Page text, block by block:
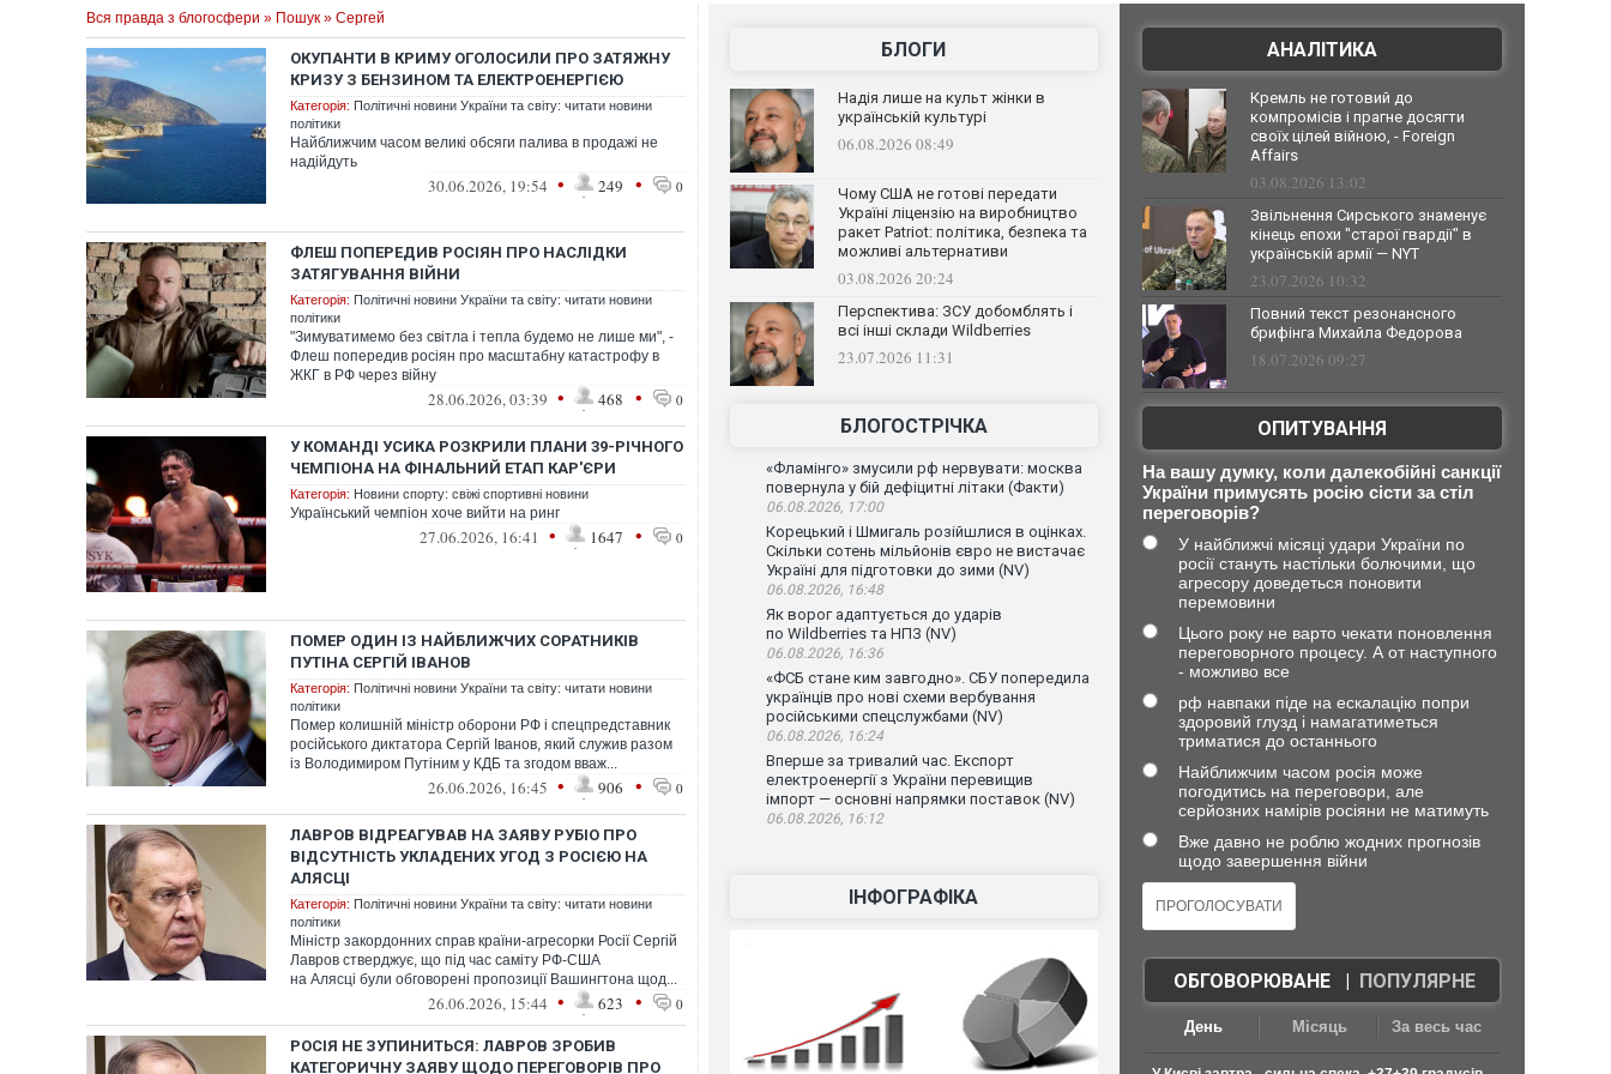
Вся правда з блогосфери » Пошук » Сергей
ОКУПАНТИ В КРИМУ ОГОЛОСИЛИ ПРО ЗАТЯЖНУ
КРИЗУ З БЕНЗИНОМ ТА ЕЛЕКТРОЕНЕРГІЄЮ
Категорія: Політичні новини України та світу: читати новини
політики
Найближчим часом великі обсяги палива в продажі не
надійдуть
30.06.2026, 19:54 • 249 • 0
ФЛЕШ ПОПЕРЕДИВ РОСІЯН ПРО НАСЛІДКИ
ЗАТЯГУВАННЯ ВІЙНИ
Категорія: Політичні новини України та світу: читати новини
політики
"Зимуватимемо без світла і тепла будемо не лише ми", -
Флеш попередив росіян про масштабну катастрофу в
ЖКГ в РФ через війну
28.06.2026, 03:39 • 468 • 0
У КОМАНДІ УСИКА РОЗКРИЛИ ПЛАНИ 39-РІЧНОГО
ЧЕМПІОНА НА ФІНАЛЬНИЙ ЕТАП КАР'ЄРИ
Категорія: Новини спорту: свіжі спортивні новини
Український чемпіон хоче вийти на ринг
27.06.2026, 16:41 • 1647 • 0
ПОМЕР ОДИН ІЗ НАЙБЛИЖЧИХ СОРАТНИКІВ
ПУТІНА СЕРГІЙ ІВАНОВ
Категорія: Політичні новини України та світу: читати новини
політики
Помер колишній міністр оборони РФ і спецпредставник
російського диктатора Сергій Іванов, який служив разом
із Володимиром Путіним у КДБ та згодом вваж...
26.06.2026, 16:45 • 906 • 0
ЛАВРОВ ВІДРЕАГУВАВ НА ЗАЯВУ РУБІО ПРО
ВІДСУТНІСТЬ УКЛАДЕНИХ УГОД З РОСІЄЮ НА
АЛЯСЦІ
Категорія: Політичні новини України та світу: читати новини
політики
Міністр закордонних справ країни-агресорки Росії Сергій
Лавров стверджує, що під час саміту РФ-США
на Алясці були обговорені пропозиції Вашингтона щод...
26.06.2026, 15:44 • 623 • 0
РОСІЯ НЕ ЗУПИНИТЬСЯ: ЛАВРОВ ЗРОБИВ
КАТЕГОРИЧНУ ЗАЯВУ ЩОДО ПЕРЕГОВОРІВ ПРО
БЛОГИ
Надія лише на культ жінки в
українській культурі
06.08.2026 08:49
Чому США не готові передати
Україні ліцензію на виробництво
ракет Patriot: політика, безпека та
можливі альтернативи
03.08.2026 20:24
Перспектива: ЗСУ добомблять і
всі інші склади Wildberries
23.07.2026 11:31
БЛОГОСТРІЧКА
«Фламінго» змусили рф нервувати: москва
повернула у бій дефіцитні літаки (Факти)
06.08.2026, 17:00
Корецький і Шмигаль розійшлися в оцінках.
Скільки сотень мільйонів євро не вистачає
Україні для підготовки до зими (NV)
06.08.2026, 16:48
Як ворог адаптується до ударів
по Wildberries та НПЗ (NV)
06.08.2026, 16:36
«ФСБ стане ким завгодно». СБУ попередила
українців про нові схеми вербування
російськими спецслужбами (NV)
06.08.2026, 16:24
Вперше за тривалий час. Експорт
електроенергії з України перевищив
імпорт — основні напрямки поставок (NV)
06.08.2026, 16:12
ІНФОГРАФІКА
АНАЛІТИКА
Кремль не готовий до
компромісів і прагне досягти
своїх цілей війною, - Foreign
Affairs
03.08.2026 13:02
Звільнення Сирського знаменує
кінець епохи "старої гвардії" в
українській армії — NYT
23.07.2026 10:32
Повний текст резонансного
брифінга Михайла Федорова
18.07.2026 09:27
ОПИТУВАННЯ
На вашу думку, коли далекобійні санкції
України примусять росію сісти за стіл
переговорів?
У найближчі місяці удари України по
росії стануть настільки болючими, що
агресору доведеться поновити
перемовини
Цього року не варто чекати поновлення
переговорного процесу. А от наступного
- можливо все
рф навпаки піде на ескалацію попри
здоровий глузд і намагатиметься
триматися до останнього
Найближчим часом росія може
погодитись на переговори, але
серйозних намірів росіяни не матимуть
Вже давно не роблю жодних прогнозів
щодо завершення війни
ОБГОВОРЮВАНЕ| ПОПУЛЯРНЕ
День Місяць За весь час